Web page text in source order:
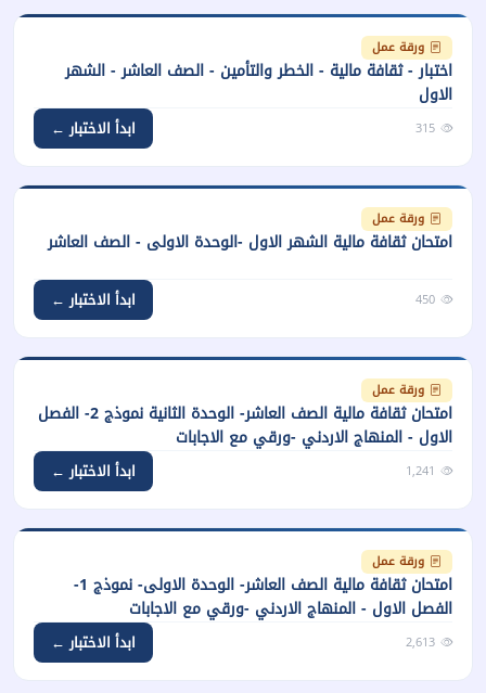
ورقة عمل
اختبار - ثقافة مالية - الخطر والتأمين - الصف العاشر - الشهر
الاول
315 ابدأ الاختبار ←
ورقة عمل
امتحان ثقافة مالية الشهر الاول -الوحدة الاولى - الصف العاشر
450 ابدأ الاختبار ←
ورقة عمل
امتحان ثقافة مالية الصف العاشر- الوحدة الثانية نموذج 2- الفصل
الاول - المنهاج الاردني -ورقي مع الاجابات
1,241 ابدأ الاختبار ←
ورقة عمل
امتحان ثقافة مالية الصف العاشر- الوحدة الاولى- نموذج 1-
الفصل الاول - المنهاج الاردني -ورقي مع الاجابات
2,613 ابدأ الاختبار ←